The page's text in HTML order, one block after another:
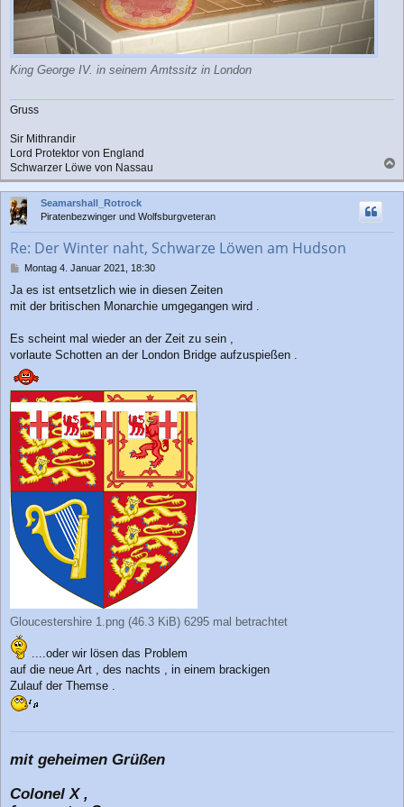
King George IV. in seinem Amtssitz in London
Gruss
Sir Mithrandir
Lord Protektor von England
Schwarzer Löwe von Nassau
a
c
Seamarshall_Rotrock
Piratenbezwinger und Wolfsburgveteran
Re: Der Winter naht, Schwarze Löwen am Hudson
B
i
t
a
Montag 4. Januar 2021, 18:30
Ja es ist entsetzlich wie in diesen Zeiten
mit der britischen Monarchie umgegangen wird .
Es scheint mal wieder an der Zeit zu sein ,
vorlaute Schotten an der London Bridge aufzuspießen .
Gloucestershire 1.png (46.3 KiB) 6295 mal betrachtet
....oder wir lösen das Problem
auf die neue Art , des nachts , in einem brackigen
Zulauf der Themse .
mit geheimen Grüßen
Colonel X ,